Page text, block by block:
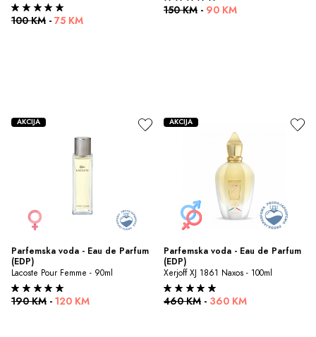
100 KM - 75 KM
150 KM - 90 KM
Parfemska voda - Eau de Parfum
(EDP)
Lacoste Pour Femme - 90ml
190 KM - 120 KM
AKCIJA
Parfemska voda - Eau de Parfum
(EDP)
Xerjoff XJ 1861 Naxos - 100ml
460 KM - 360 KM
AKCIJA